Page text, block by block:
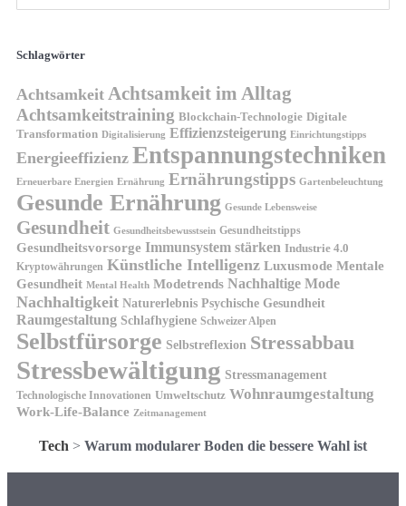
Schlagwörter
Achtsamkeit Achtsamkeit im Alltag
Achtsamkeitstraining Blockchain-Technologie Digitale
Transformation Digitalisierung Effizienzsteigerung Einrichtungstipps
Energieeffizienz Entspannungstechniken
Erneuerbare Energien Ernährung Ernährungstipps Gartenbeleuchtung
Gesunde Ernährung Gesunde Lebensweise
Gesundheit Gesundheitsbewusstsein Gesundheitstipps
Gesundheitsvorsorge Immunsystem stärken Industrie 4.0
Kryptowährungen Künstliche Intelligenz Luxusmode Mentale
Gesundheit Mental Health Modetrends Nachhaltige Mode
Nachhaltigkeit Naturerlebnis Psychische Gesundheit
Raumgestaltung Schlafhygiene Schweizer Alpen
Selbstfürsorge Selbstreflexion Stressabbau
Stressbewältigung Stressmanagement
Technologische Innovationen Umweltschutz Wohnraumgestaltung
Work-Life-Balance Zeitmanagement
Tech > Warum modularer Boden die bessere Wahl ist